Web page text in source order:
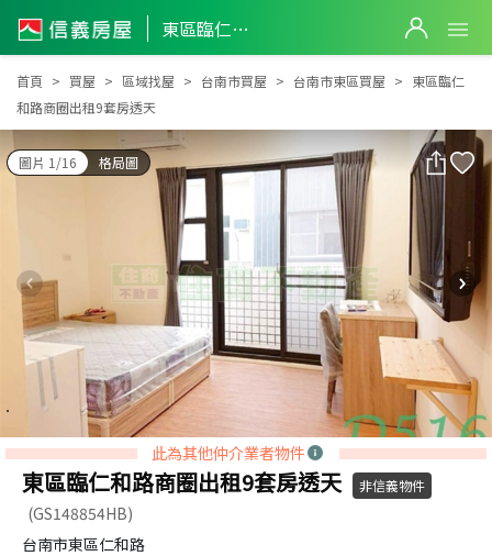
東區臨仁和路商圈出租9套房透天
東區臨仁和路商圈出租9套房透天
首頁 買屋 區域找屋 台南市買屋 台南市東區買屋
東區臨仁
和路商圈出租9套房透天
圖片 1/16 格局圖
此為其他仲介業者物件
東區臨仁和路商圈出租9套房透天 非信義物件
(GS148854HB)
台南市東區仁和路